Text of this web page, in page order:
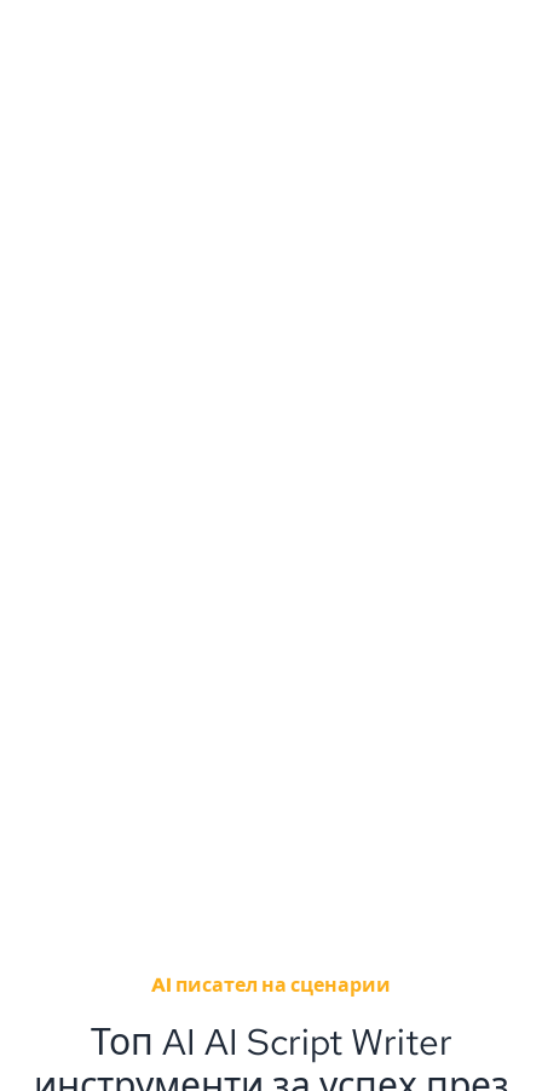
AI писател на сценарии
Топ AI AI Script Writer